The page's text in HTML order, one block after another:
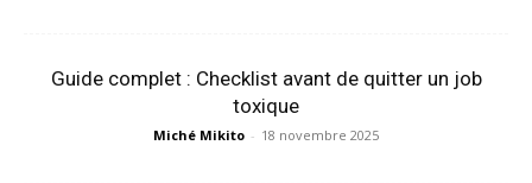
Guide complet : Checklist avant de quitter un job
toxique
Miché Mikito - 18 novembre 2025